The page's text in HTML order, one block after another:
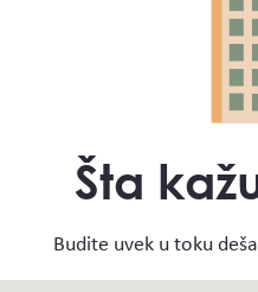
Šta
Budite uvek u toku